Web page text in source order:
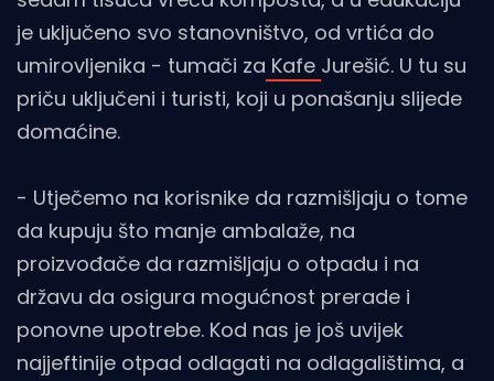
je uključeno svo stanovništvo, od vrtića do
umirovljenika - tumači za Kafe Jurešić. U tu su
priču uključeni i turisti, koji u ponašanju slijede
domaćine.
- Utječemo na korisnike da razmišljaju o tome
da kupuju što manje ambalaže, na
proizvođače da razmišljaju o otpadu i na
državu da osigura mogućnost prerade i
ponovne upotrebe. Kod nas je još uvijek
najjeftinije otpad odlagati na odlagalištima, a